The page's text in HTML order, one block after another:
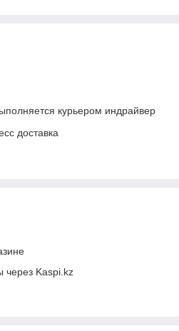
курьером индрайвер
доставка
через Kaspi.kz